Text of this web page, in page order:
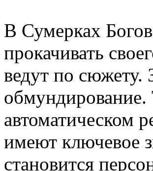
В Сумерках
прокачивать
ведут по
обмундирование.
автоматическом
имеют ключевое
становится